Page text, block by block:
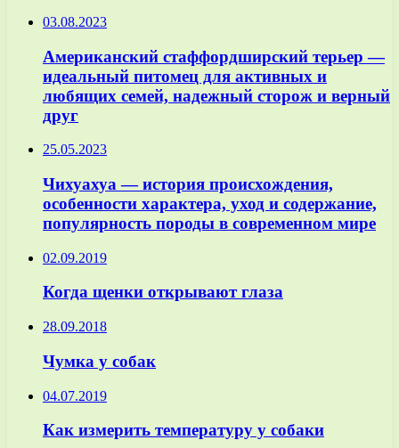
03.08.2023
Американский стаффордширский терьер —
идеальный питомец для активных и
любящих семей, надежный сторож и верный
друг
25.05.2023
Чихуахуа — история происхождения,
особенности характера, уход и содержание,
популярность породы в современном мире
02.09.2019
Когда щенки открывают глаза
28.09.2018
Чумка у собак
04.07.2019
Как измерить температуру у собаки